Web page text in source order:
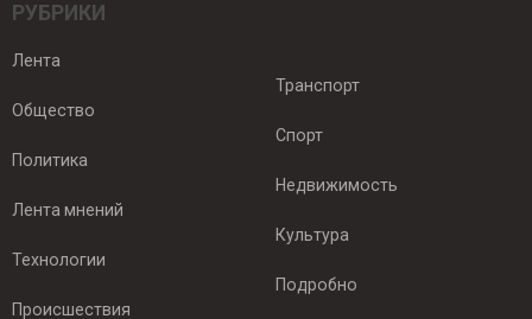
РУБРИКИ
Лента
Общество
Политика
Лента мнений
Технологии
Происшествия
Транспорт
Спорт
Недвижимость
Культура
Подробно